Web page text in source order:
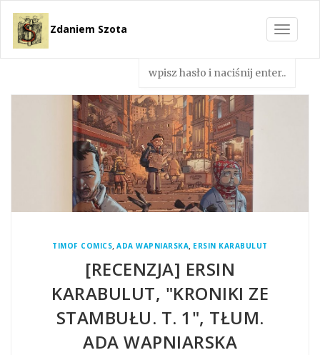
Toggle
Zdaniem Szota
TIMOF COMICS,ADA WAPNIARSKA, ERSIN KARABULUT
[RECENZJA] ERSIN
KARABULUT, "KRONIKI ZE
STAMBUŁU. T. 1", TŁUM.
ADA WAPNIARSKA